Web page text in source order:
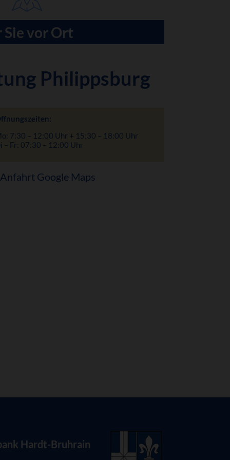
Sie vor Ort
Philippsburg
7:30 – 12:00 Uhr + 15:30 – 18:00 Uhr
– Fr: 07:30 – 12:00 Uhr
Anfahrt Google Maps
Hardt-Bruhrain